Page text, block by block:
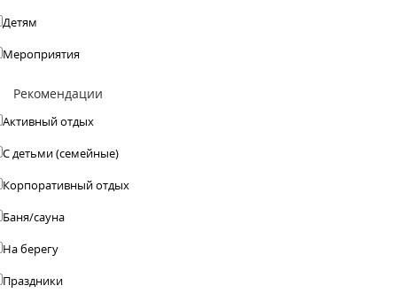
Детям
Мероприятия
Рекомендации
Активный отдых
С детьми (семейные)
Корпоративный отдых
Баня/сауна
На берегу
Праздники